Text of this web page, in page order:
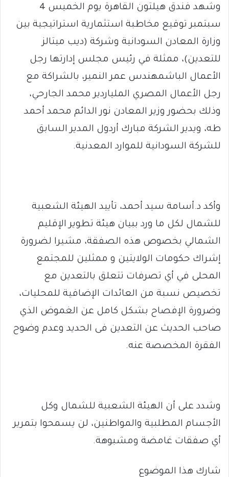
وشهد فندق هيلتون القاهرة يوم الخميس 4
سبتمبر توقيع مخاطبة استثمارية استراتيجية بين
وزارة المعادن السودانية وشركة (ديب ميتالز
للتعدين)، ممثلة في رئيس مجلس إدارتها رجل
الأعمال الباشمهندس عمر النمير، بالشراكة مع
رجل الأعمال المصري الملياردير محمد الجارحي،
وذلك بحضور وزير المعادن نور الدائم محمد أحمد
طه، ويدير الشركة مبارك أردول المدير السابق
للشركة السودانية للموارد المعدنية.
وأكد د.أسامة سيد أحمد، تأييد الهيئة الشعبية
للشمال لكل ما ورد ببيان هيئة تطوير الإقليم
الشمالي بخصوص هذه الصفقة، مشيرا لضرورة
إشراك حكومات الولايتين و ممثلين للمجتمع
المحلى في أي تصرفات تتعلق بالتعدين مع
تخصيص نسبة من العائدات الإضافية للمحليات،
وضرورة الإفصاح بشكل كامل عن الغموض الذي
صاحب الحديث عن التعدين فى الحديد وعدم وضوح
الفقرة المخصصة عنه.
وشدد على أن الهيئة الشعبية للشمال وكل
الأجسام المطلبية والمواطنين، لن يسمحوا بتمرير
أي صفقات غامضة ومشبوهة.
شارك هذا الموضوع